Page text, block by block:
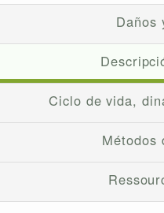
Daños
Ciclo de vida,
Métodos